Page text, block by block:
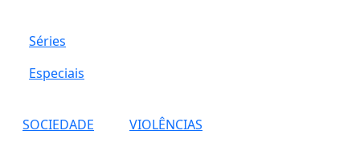
Séries
Especiais
SOCIEDADE VIOLÊNCIAS